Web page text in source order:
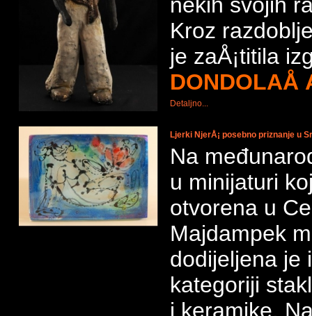
Kroz
je zaÅ¡titila
DONDOLAÅ
Detaljno...
Ljerki NjerÅ¡ posebno priznanje u
Na
u minijaturi
otvorena u
Majdampek
dodijeljena je
kategoriji
i keramike.